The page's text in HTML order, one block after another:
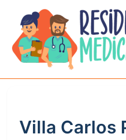
contenido
Villa Carlos